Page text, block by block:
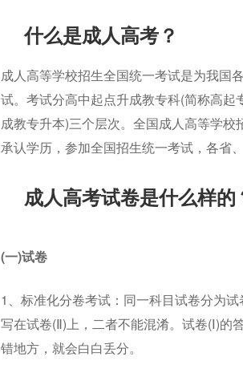
什么是成人高考？
成人高等学校招生全国统一考试是为我国
试。考试分高中起点升成教专科(简称高
成教专升本)三个层次。全国成人高等学
承认学历，参加全国招生统一考试，各省
成人高考试卷是什么样的
(一)试卷
1、标准化分卷考试：同一科目试卷分为
写在试卷(Ⅱ)上，二者不能混淆。试卷(Ⅰ)
错地方，就会白白丢分。